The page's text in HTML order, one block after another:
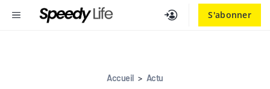
S'abonner
MENU
Accueil > Actu